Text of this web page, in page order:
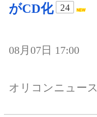
がCD化
24
08月07日 17:00
オリコンニュース